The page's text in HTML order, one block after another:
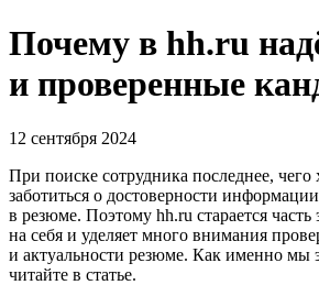
Почему в hh.ru
и проверенные
12 сентября 2024
При поиске сотрудника последнее, чего
заботиться о достоверности
в резюме. Поэтому hh.ru старается часть
на себя и уделяет много внимания
и актуальности резюме. Как именно мы
читайте в статье.